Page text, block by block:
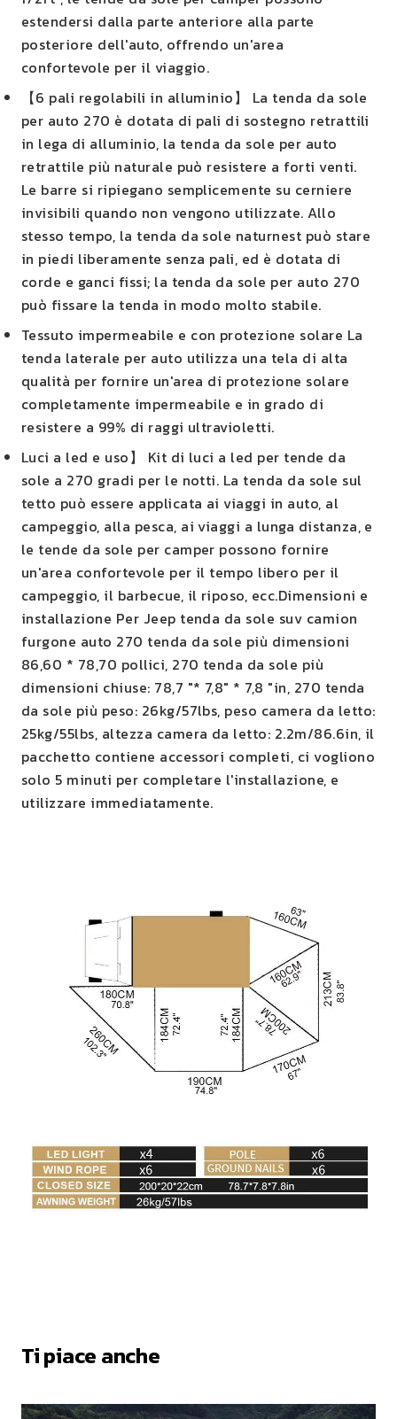
estendersi dalla parte anteriore alla parte
posteriore dell'auto, offrendo un'area
confortevole per il viaggio.
【6 pali regolabili in alluminio】 La tenda da sole
per auto 270 è dotata di pali di sostegno retrattili
in lega di alluminio, la tenda da sole per auto
retrattile più naturale può resistere a forti venti.
Le barre si ripiegano semplicemente su cerniere
invisibili quando non vengono utilizzate. Allo
stesso tempo, la tenda da sole naturnest può stare
in piedi liberamente senza pali, ed è dotata di
corde e ganci fissi; la tenda da sole per auto 270
può fissare la tenda in modo molto stabile.
Tessuto impermeabile e con protezione solare La
tenda laterale per auto utilizza una tela di alta
qualità per fornire un'area di protezione solare
completamente impermeabile e in grado di
resistere a 99% di raggi ultravioletti.
Luci a led e uso】 Kit di luci a led per tende da
sole a 270 gradi per le notti. La tenda da sole sul
tetto può essere applicata ai viaggi in auto, al
campeggio, alla pesca, ai viaggi a lunga distanza, e
le tende da sole per camper possono fornire
un'area confortevole per il tempo libero per il
campeggio, il barbecue, il riposo, ecc.Dimensioni e
installazione Per Jeep tenda da sole suv camion
furgone auto 270 tenda da sole più dimensioni
86,60 * 78,70 pollici, 270 tenda da sole più
dimensioni chiuse: 78,7 "* 7,8" * 7,8 "in, 270 tenda
da sole più peso: 26kg/57lbs, peso camera da letto:
25kg/55lbs, altezza camera da letto: 2.2m/86.6in, il
pacchetto contiene accessori completi, ci vogliono
solo 5 minuti per completare l'installazione, e
utilizzare immediatamente.
Ti piace anche